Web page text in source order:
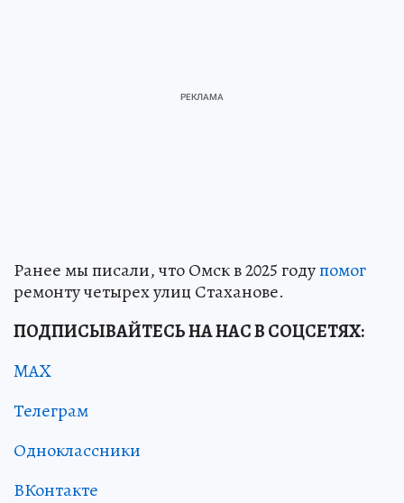
Ранее мы писали, что Омск в 2025 годупомог
ремонту четырех улиц Стаханове.
ПОДПИСЫВАЙТЕСЬ НА НАС В СОЦСЕТЯХ:
MAX
Телеграм
Одноклассники
ВКонтакте